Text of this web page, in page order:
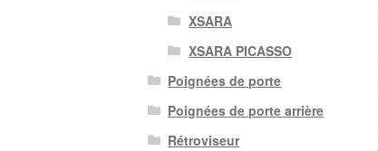
XSARA
XSARA PICASSO
Poignées de porte
Poignées de porte arrière
Rétroviseur